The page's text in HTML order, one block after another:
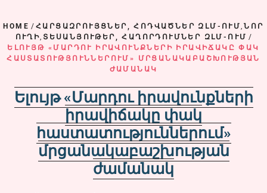
HOME /ՀԱՐՑԱԶՐՈՒՅՑՆԵՐ, ՀՈԴՎԱԾՆԵՐ ԶԼՄ-ՈՒՄ,ՆՈՐ
ՈՒՂԻ, ՏԵՍԱՆՅՈՒԹԵՐ, ՀԱՂՈՐԴՈՒՄՆԵՐ ԶԼՄ-ՈՒՄ /
ԵԼՈՒՅԹ «ՄԱՐԴՈՒ ԻՐԱՎՈՒՆՔՆԵՐԻ ԻՐԱՎԻՃԱԿԸ ՓԱԿ
ՀԱՍՏԱՏՈՒԹՅՈՒՆՆԵՐՈՒՄ» ՄՐՑԱՆԱԿԱԲԱՇԽՈՒԹՅԱՆ
ԺԱՄԱՆԱԿ
Ելույթ «Մարդու իրավունքների
իրավիճակը փակ
հաստատություններում»
մրցանակաբաշխության
ժամանակ